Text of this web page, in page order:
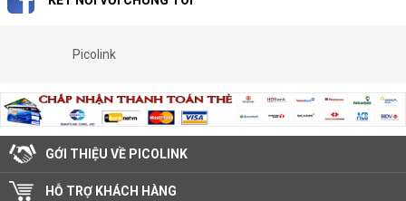
Picolink
GỚI THIỆU VỀ PICOLINK
HỖ TRỢ KHÁCH HÀNG